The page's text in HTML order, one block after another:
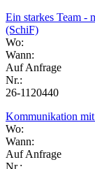
Ein starkes Team -
(SchiF)
Wo:
Wann:
Auf Anfrage
Nr.:
26-1120440
Kommunikation
Wo:
Wann:
Auf Anfrage
Nr.: